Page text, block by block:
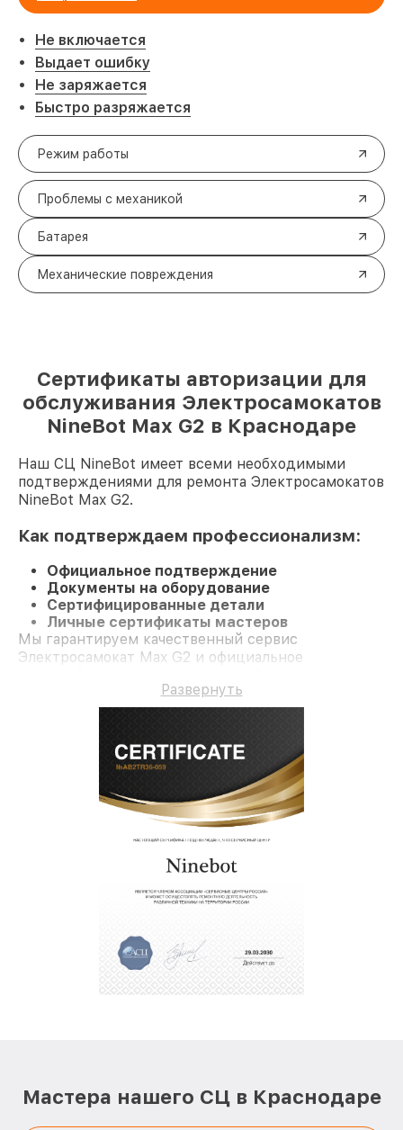
Не включается
Выдает ошибку
Не заряжается
Быстро разряжается
Режим работы
Проблемы с механикой
Батарея
Механические повреждения
Сертификаты авторизации для
обслуживания Электросамокатов
NineBot Max G2 в Краснодаре
Наш СЦ NineBot имеет всеми необходимыми
подтверждениями для ремонта Электросамокатов
NineBot Max G2.
Как подтверждаем профессионализм:
Официальное подтверждение
Документы на оборудование
Сертифицированные детали
Личные сертификаты мастеров
Мы гарантируем качественный сервис
Электросамокат Max G2 и официальное
Развернуть
Мастера нашего СЦ в Краснодаре